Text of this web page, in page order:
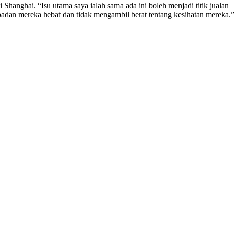
“Isu utama saya ialah sama ada ini boleh menjadi titik jualan
mereka hebat dan tidak mengambil berat tentang kesihatan mereka.”